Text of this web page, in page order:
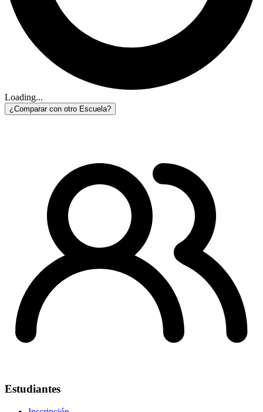
Loading...
¿Comparar con otro Escuela?
Estudiantes